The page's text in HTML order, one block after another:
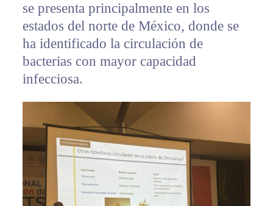
se presenta principalmente en los
estados del norte de México, donde se
ha identificado la circulación de
bacterias con mayor capacidad
infecciosa.